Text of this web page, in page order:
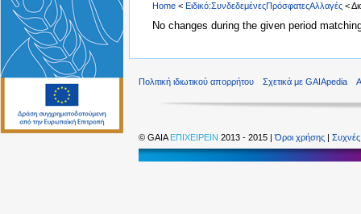
Home < Ειδικό:ΣυνδεδεμένεςΠρόσφατεςΑλλαγές <
No changes during the given period
Πολιτική ιδιωτικού απορρήτου Σχετικά με GAIApedia
© GAIA ΕΠΙΧΕΙΡΕΙΝ 2013 - 2015 |Όροι χρήσης | Συχνές